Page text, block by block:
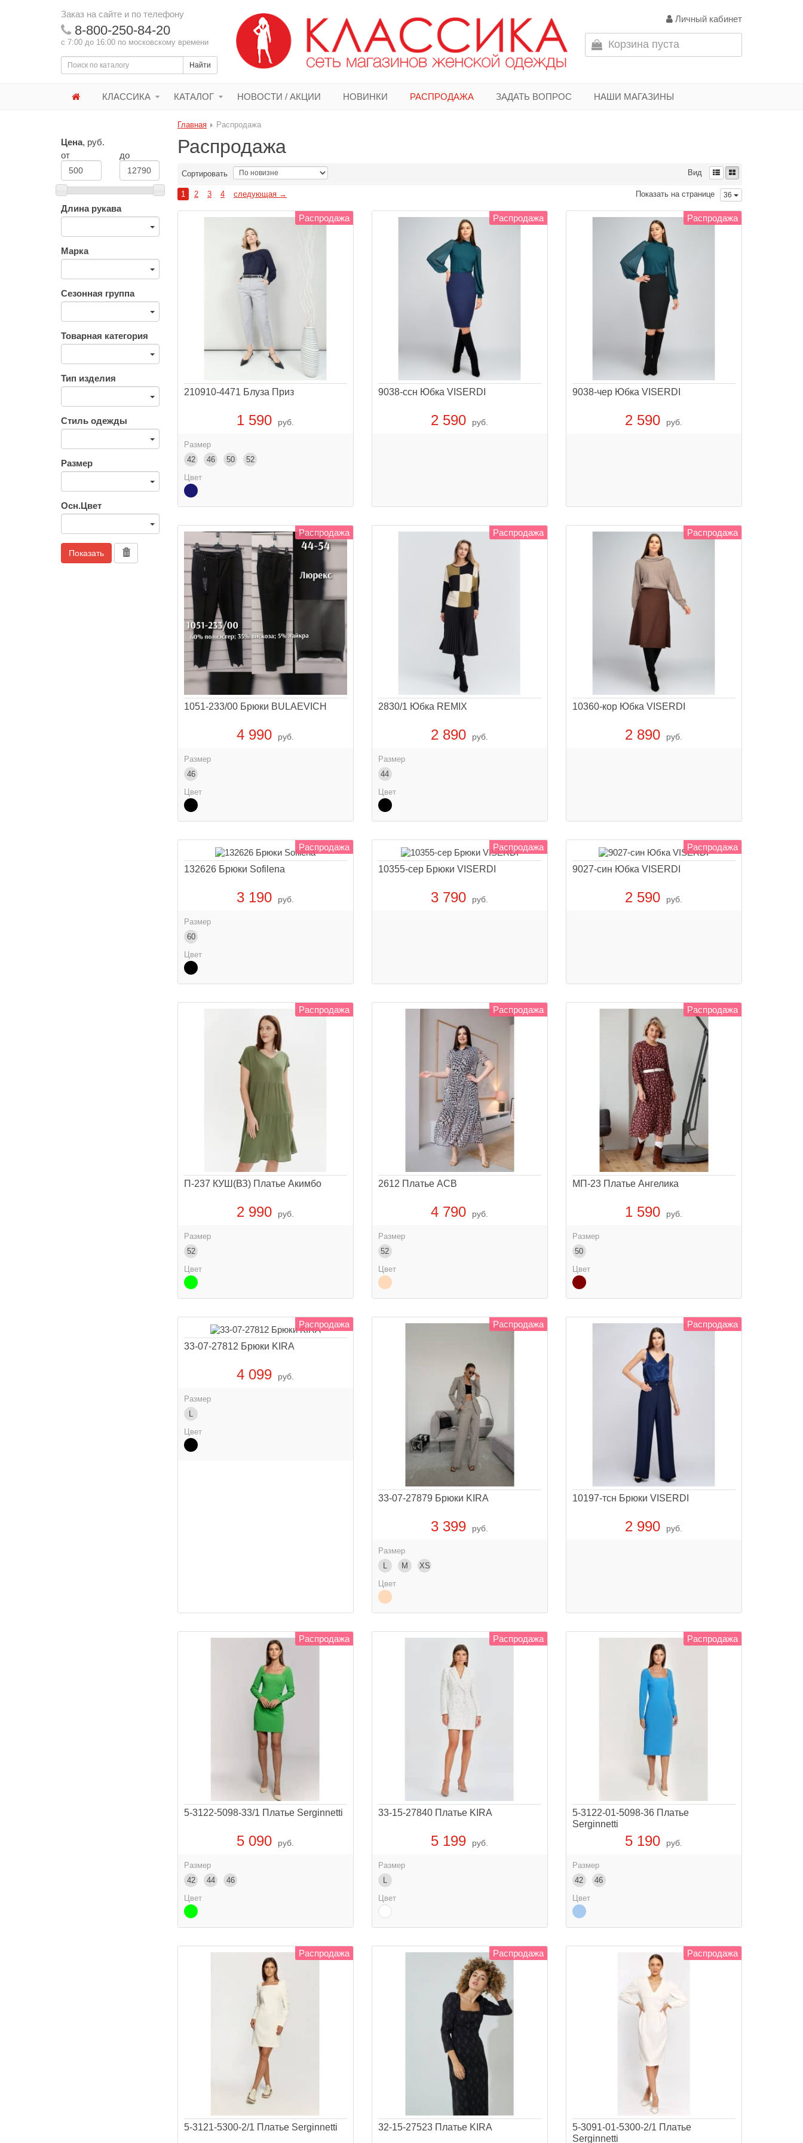
Заказ на сайте и по телефону
8-800-250-84-20
с 7:00 до 16:00 по московскому времени
Найти
Личный кабинет
Корзина пуста
КЛАССИКА КАТАЛОГ НОВОСТИ / АКЦИИ НОВИНКИ РАСПРОДАЖА ЗАДАТЬ ВОПРОС НАШИ МАГАЗИНЫ
Цена, руб.
от
до
Длина рукава
Марка
Сезонная группа
Товарная категория
Тип изделия
Стиль одежды
Размер
Осн.Цвет
Показать
Главная Распродажа
Распродажа
Сортировать Вид
1 2 3 4 следующая → Показать на странице 36
Распродажа
210910-4471 Блуза Приз
1 590 руб.
Размер
42
46 50
52
Цвет
Распродажа
9038-ссн Юбка VISERDI
2 590 руб.
Распродажа
9038-чер Юбка VISERDI
2 590 руб.
Распродажа
1051-233/00 Брюки BULAEVICH
4 990 руб.
Размер
46
Цвет
Распродажа
2830/1 Юбка REMIX
2 890 руб.
Размер
44
Цвет
Распродажа
10360-кор Юбка VISERDI
2 890 руб.
Распродажа
132626 Брюки Sofilena
3 190 руб.
Размер
60
Цвет
Распродажа
10355-сер Брюки VISERDI
3 790 руб.
Распродажа
9027-син Юбка VISERDI
2 590 руб.
Распродажа
П-237 КУШ(ВЗ) Платье Акимбо
2 990 руб.
Размер
52
Цвет
Распродажа
2612 Платье АСВ
4 790 руб.
Размер
52
Цвет
Распродажа
МП-23 Платье Ангелика
1 590 руб.
Размер
50
Цвет
Распродажа
33-07-27812 Брюки KIRA
4 099 руб.
Размер
L
Цвет
Распродажа
33-07-27879 Брюки KIRA
3 399 руб.
Размер
M
XS
Цвет
Распродажа
10197-тсн Брюки VISERDI
2 990 руб.
Распродажа
5-3122-5098-33/1 Платье Serginnetti
5 090 руб.
Размер
42
44
46
Цвет
Распродажа
33-15-27840 Платье KIRA
5 199 руб.
Размер
Цвет
Распродажа
5-3122-01-5098-36 Платье
Serginnetti
5 190 руб.
Размер
42
46
Цвет
Распродажа
5-3121-5300-2/1 Платье Serginnetti
Распродажа
32-15-27523 Платье KIRA
Распродажа
5-3091-01-5300-2/1 Платье
Serginnetti